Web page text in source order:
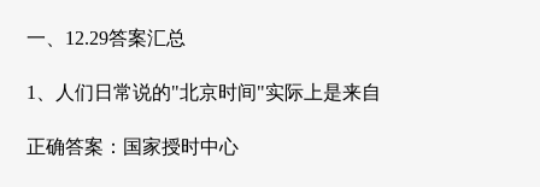
一、12.29答案汇总
1、人们日常说的"北京时间"实际上是来自
正确答案：国家授时中心